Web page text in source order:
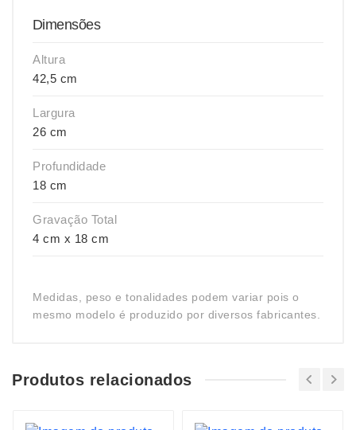
Dimensões
Altura
42,5 cm
Largura
26 cm
Profundidade
18 cm
Gravação Total
4 cm x 18 cm
Medidas, peso e tonalidades podem variar pois o
mesmo modelo é produzido por diversos fabricantes.
Produtos relacionados